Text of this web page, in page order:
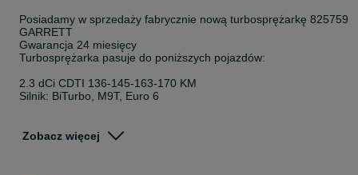
Posiadamy w sprzedaży fabrycznie nową turbosprężarkę 825759
GARRETT
Gwarancja 24 miesięcy
Turbosprężarka pasuje do poniższych pojazdów:
2.3 dCi CDTI 136-145-163-170 KM
Silnik: BiTurbo, M9T, Euro 6
NV400 Bus (X62, X62B)
Zobacz więcej